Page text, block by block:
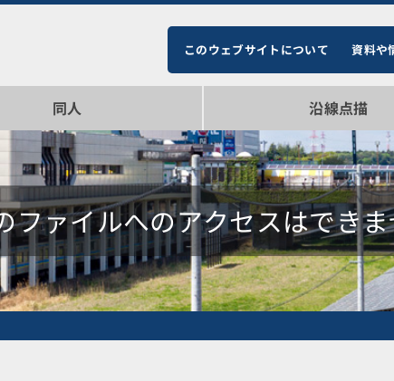
このウェブサイトについて 資料や
同人
会参加情報
覧
沿線点描
ファイルへのアクセスはでき